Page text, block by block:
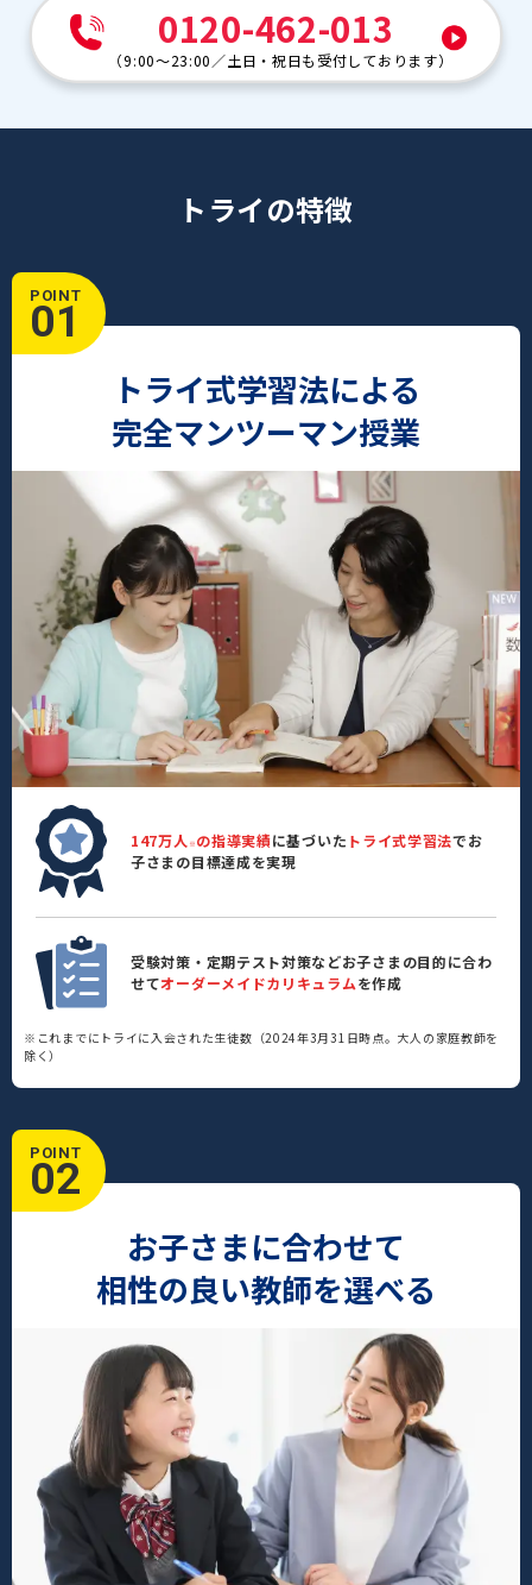
0120-462-013
（9:00～23:00 ／土日・祝日も受付しております）
トライの特徴
POINT
01
トライ式学習法による
完全マンツーマン授業
147万人 ※ の指導実績に基づいた トライ式学習法でお
子さまの目標達成を実現
受験対策・定期テスト対策などお子さまの目的に合わ
せてオーダーメイドカリキュラムを作成
※これまでにトライに入会された生徒数（2024年3月31日時点。大人の家庭教師を
除く）
POINT
02
お子さまに合わせて
相性の良い教師を選べる